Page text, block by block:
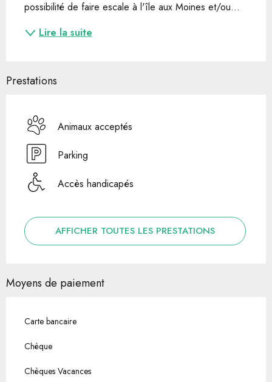
possibilité de faire escale à l'île aux Moines et/ou...
Lire la suite
Prestations
Animaux acceptés
Parking
Accès handicapés
AFFICHER TOUTES LES PRESTATIONS
Moyens de paiement
Carte bancaire
Chèque
Chèques Vacances